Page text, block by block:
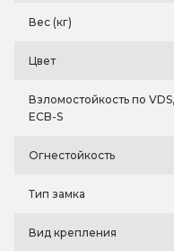
Вес (кг)
Цвет
Взломостойкость по VDS,
ECB-S
Огнестойкость
Тип замка
Вид крепления